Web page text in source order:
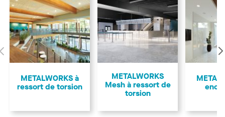
Précédent
METALWORKS à
ressort de torsion
METALWORKS
Mesh à ressort de
torsion